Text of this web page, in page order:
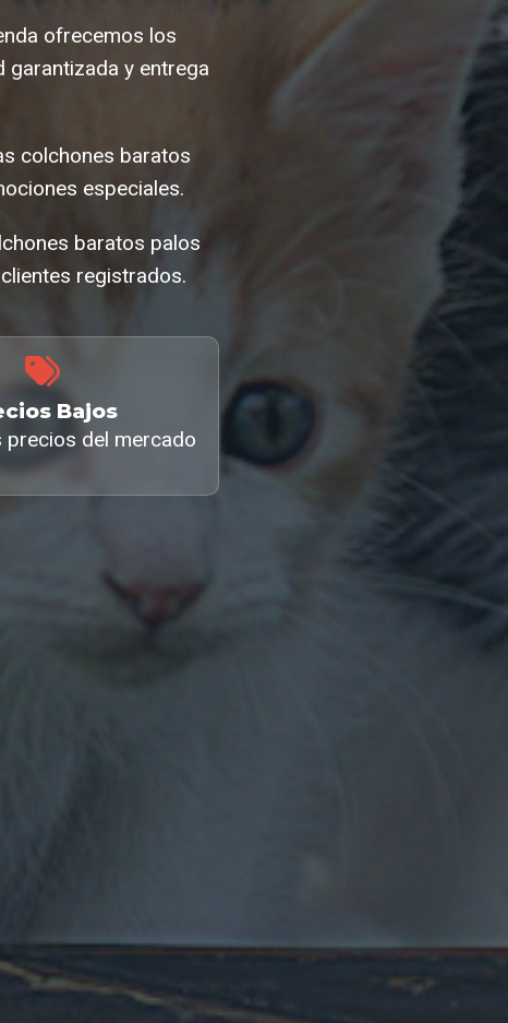
ofrecemos los
y entrega
colchones baratos
especiales.
baratos palos
registrados.
Bajos
precios del mercado